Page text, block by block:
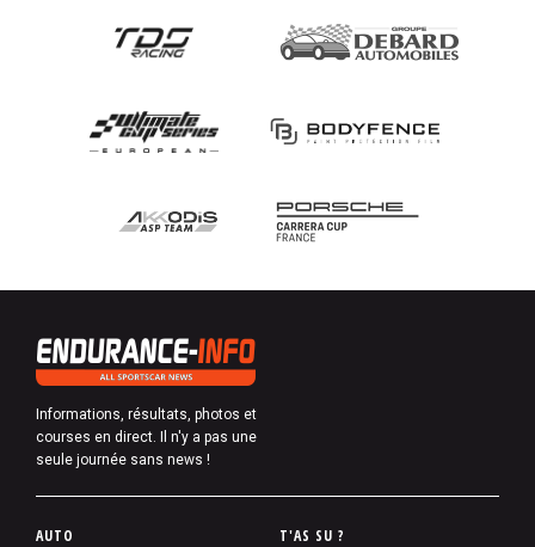
Informations, résultats, photos et
courses en direct. Il n'y a pas une
seule journée sans news !
P
AUTO T'AS SU ?